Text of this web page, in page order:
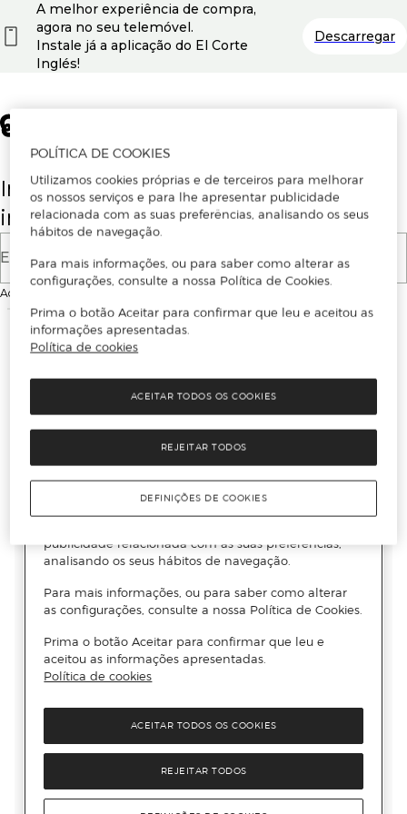
Insira o seu email para se registar ou
iniciar sessão.
E-mail
Ao continuar, aceitas as
A melhor experiência de compra,
agora no seu telemóvel.
Instale já a aplicação do El Corte
Inglés!
Descarregar
POLÍTICA DE COOKIES
Utilizamos cookies próprias e de terceiros para melhorar
os nossos serviços e para lhe apresentar publicidade
relacionada com as suas preferências, analisando os seus
hábitos de navegação.
Para mais informações, ou para saber como alterar as
configurações, consulte a nossa Política de Cookies.
Prima o botão Aceitar para confirmar que leu e aceitou as
informações apresentadas.
Política de cookies
REJEITAR TODOS
ACEITAR TODOS OS COOKIES
DEFINIÇÕES DE COOKIES